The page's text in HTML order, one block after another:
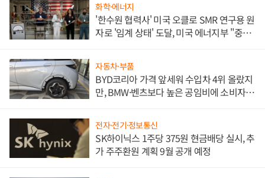
화학·에너지
'한수원 협력사' 미국 오클로 SMR 연구용 원
자로 '임계 상태' 도달, 미국 에너지부 "중요
자동차·부품
BYD코리아 가격 앞세워 수입차 4위 올랐지
만, BMW·벤츠보다 높은 공임비에 소비자
전자·전기·정보통신
SK하이닉스 1주당 375원 현금배당 실시, 추
가 주주환원 계획 9월 공개 예정